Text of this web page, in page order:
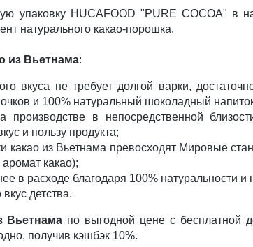
упаковку HUCAFOOD "PURE COCOA" в
натурального какао-порошка.
из Вьетнама:
вкуса не требует долгой варки,
и 100% натуральный шоколадный
в непосредственной
и пользу продукта;
какао из Вьетнама превосходят Мировые
какао);
в расходе благодаря 100% натуральности
детства.
Вьетнама по выгодной цене с бесплатной
получив кэшбэк 10%.